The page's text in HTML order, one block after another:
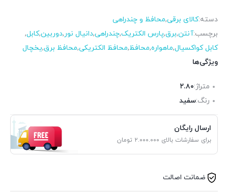
دسته:کالای برقی,محافظ و چندراهی
برچسب:آنتن,برق,پارس الکتریک,چندراهی,دانیال نور,دوربین,کابل,
کابل کواکسیال,ماهواره,محافظ,محافظ الکتریکی,محافظ برق,یخچال
ویژگی‌ها
متراژ:۲.۸۰
رنگ:سفید
ارسال رایگان
برای سفارشات بالای ۲.۰۰۰.۰۰۰ تومان
ضمانت اصالت